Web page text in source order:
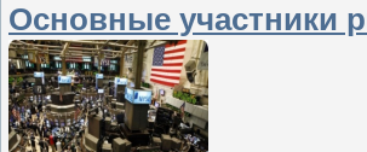
Основные участники